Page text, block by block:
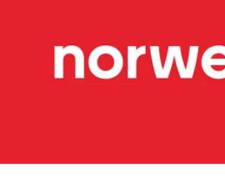
miljoner passagerare och en flotta på
och tre Embraer E190-E2-plan.